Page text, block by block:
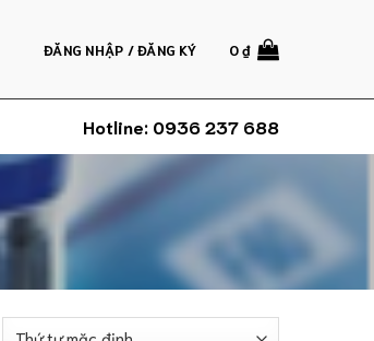
ĐĂNG NHẬP / ĐĂNG KÝ 0₫
Hotline: 0936 237 688